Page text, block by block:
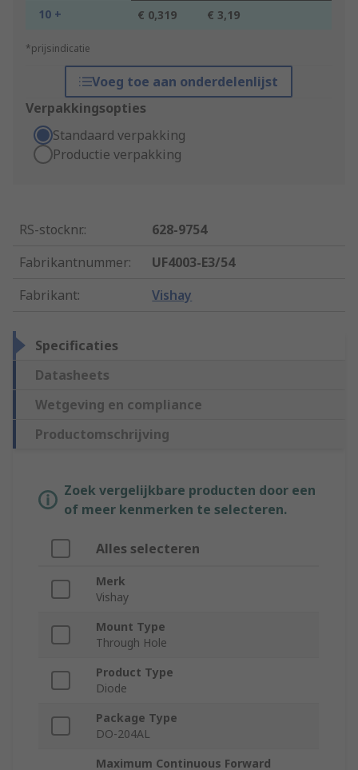
10 + € 0,319 € 3,19
*prijsindicatie
Voeg toe aan onderdelenlijst
Verpakkingsopties
Standaard verpakking
Productie verpakking
RS-stocknr.:
628-9754
Fabrikantnummer:
UF4003-E3/54
Fabrikant: Vishay
Specificaties
Datasheets
Wetgeving en compliance
Productomschrijving
Zoek vergelijkbare producten door een
of meer kenmerken te selecteren.
Alles selecteren
Merk
Vishay
Mount Type
Through Hole
Product Type
Diode
Package Type
DO-204AL
Maximum Continuous Forward